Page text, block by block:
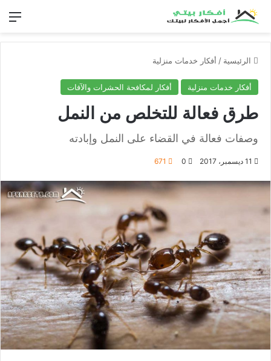
الرئيسية / أفكار خدمات منزلية
أفكار خدمات منزلية أفكار لمكافحة الحشرات والآفات
طرق فعالة للتخلص من النمل
وصفات فعالة في القضاء على النمل وإبادته
11 ديسمبر، 2017 0
671